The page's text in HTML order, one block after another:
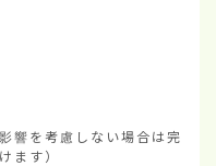
響を考慮しない場合は完
ます）